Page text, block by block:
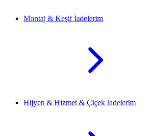
Montaj & Keşif İadelerim
Hijyen & Hizmet & Çiçek İadelerim